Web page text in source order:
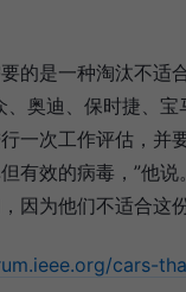
的是一种淘汰不适
、奥迪、保时捷、
一次工作评估，并
有效的病毒，”他说
因为他们不适合这
cars-